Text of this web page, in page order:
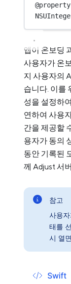
@property
앱이 온보딩
사용자가 온
지 사용자의
습니다. 이를
성을 설정하
연하여 사용
간을 제공할
용자가 동의
동안 기록된
께 Adjust 서
참고
사용
태를
시 열
Swift